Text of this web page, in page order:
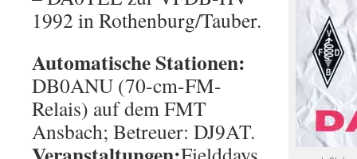
1992 in Rothenburg/Tauber.
Automatische Stationen:
DB0ANU (70-cm-FM-
Relais) auf dem FMT
Ansbach; Betreuer: DJ9AT.